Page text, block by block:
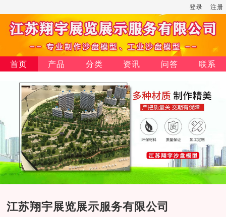
登录 注册
首页 产品 分类 资讯 问答 联系
江苏翔宇展览展示服务有限公司